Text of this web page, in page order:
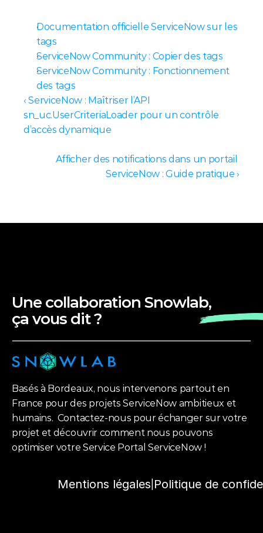
Documentation officielle ServiceNow sur les
tags
ServiceNow Community : Copier des tags
ServiceNow Community : Fonctionnement
des tags
‹ ServiceNow : Maîtriser l’API
sn_uc.UserCriteriaLoader pour un contrôle
d’accès dynamique
Afficher des notifications dans un portail
ServiceNow : Guide pratique ›
Une collaboration Snowlab,
ça vous dit ?
Basés à Bordeaux, nous intervenons partout en
France pour des projets ServiceNow ambitieux et
humains.  Contactez-nous pour échanger sur votre
projet et découvrir comment nous pouvons
optimiser votre Service Portal ServiceNow !
Mentions légales Politique de